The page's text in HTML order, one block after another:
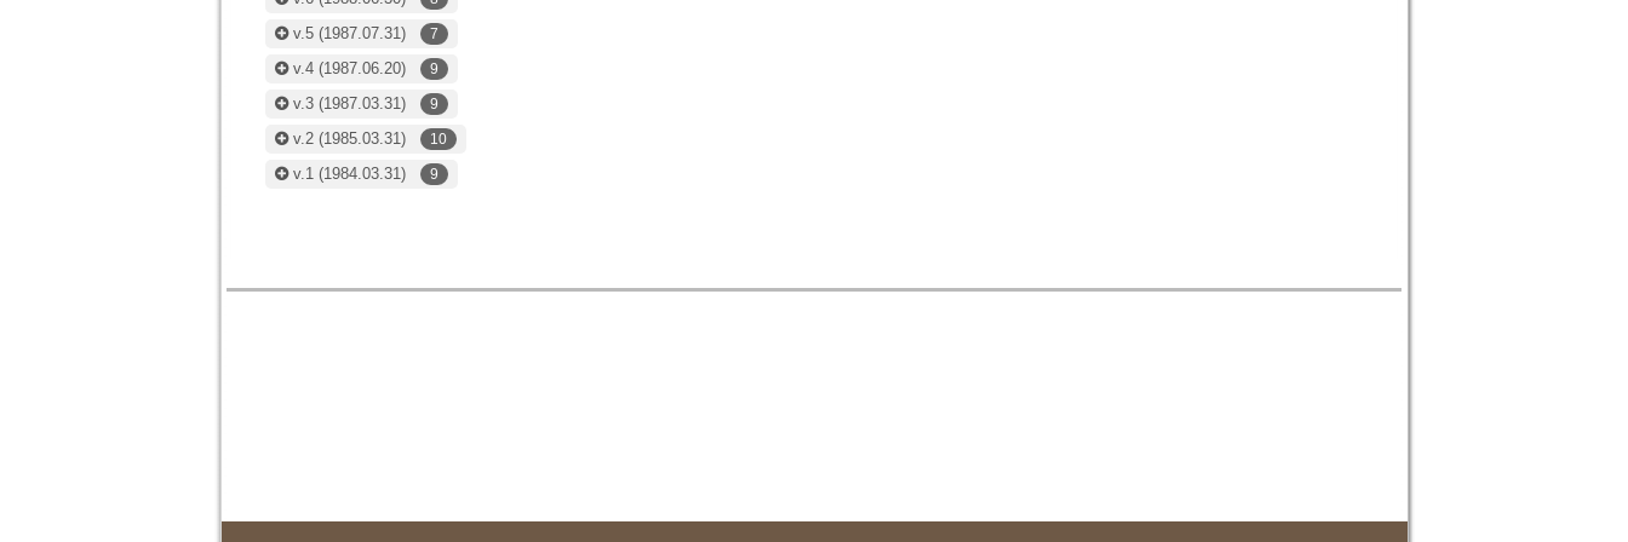
v.5(1987.07.31) 7
v.4(1987.06.20) 9
v.3(1987.03.31) 9
v.2(1985.03.31) 10
v.1(1984.03.31) 9